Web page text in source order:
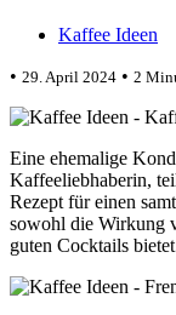
Kaffee Ideen
• 29. April 2024 • 2
Eine ehemalige
Kaffeeliebhaberin,
Rezept für einen
sowohl die Wirkung
guten Cocktails